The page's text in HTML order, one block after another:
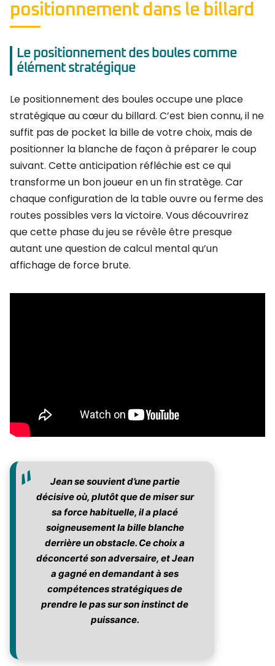
positionnement dans le billard
Le positionnement des boules comme
élément stratégique
Le positionnement des boules occupe une place
stratégique au cœur du billard. C’est bien connu, il ne
suffit pas de pocket la bille de votre choix, mais de
positionner la blanche de façon à préparer le coup
suivant. Cette anticipation réfléchie est ce qui
transforme un bon joueur en un fin stratège. Car
chaque configuration de la table ouvre ou ferme des
routes possibles vers la victoire. Vous découvrirez
que cette phase du jeu se révèle être presque
autant une question de calcul mental qu’un
affichage de force brute.
Jean se souvient d’une partie
décisive où, plutôt que de miser sur
sa force habituelle, il a placé
soigneusement la bille blanche
derrière un obstacle. Ce choix a
déconcerté son adversaire, et Jean
a gagné en demandant à ses
compétences stratégiques de
prendre le pas sur son instinct de
puissance.